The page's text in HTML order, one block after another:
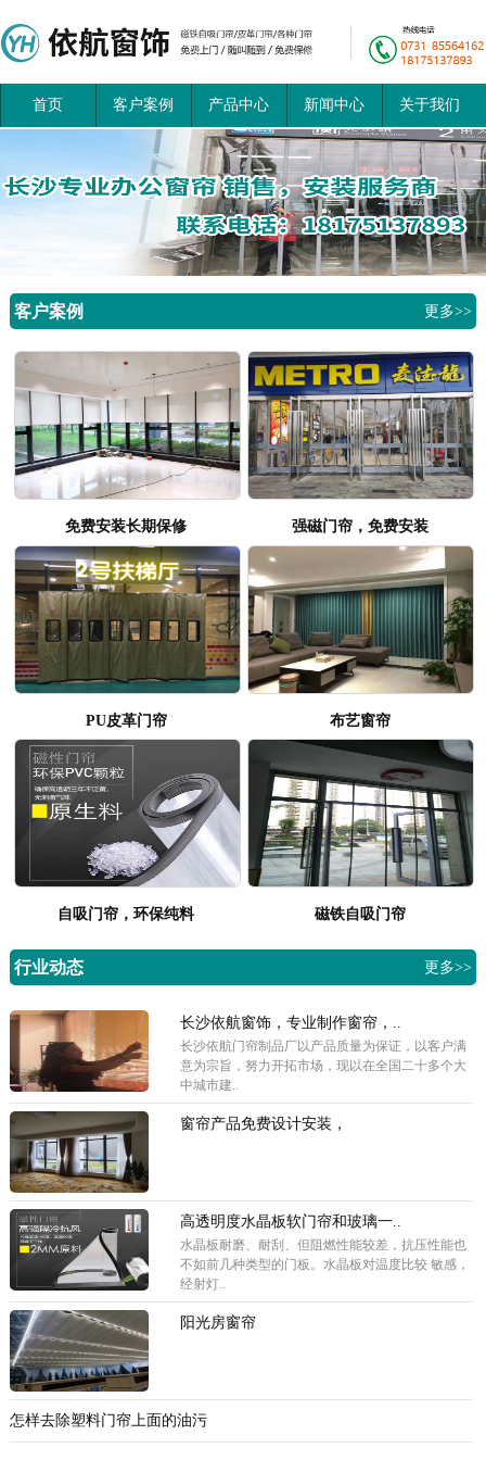
首页 客户案例 产品中心 新闻中心 关于我们
客户案例 更多>>
免费安装长期保修 强磁门帘，免费安装
PU皮革门帘 布艺窗帘
自吸门帘，环保纯料 磁铁自吸门帘
行业动态 更多>>
长沙依航窗饰，专业制作窗帘，..
长沙依航门帘制品厂以产品质量为保证，以客户满
意为宗旨，努力开拓市场，现以在全国二十多个大
中城市建..
窗帘产品免费设计安装，
高透明度水晶板软门帘和玻璃一..
水晶板耐磨、耐刮、但阻燃性能较差，抗压性能也
不如前几种类型的门板。水晶板对温度比较 敏感，
经射灯..
阳光房窗帘
怎样去除塑料门帘上面的油污